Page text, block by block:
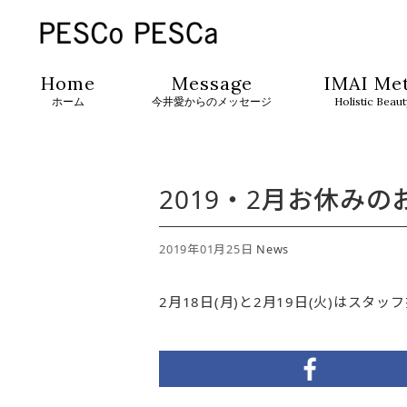
Home
ホーム
Message
今井愛からのメッセージ
IMAI
Holistic
2019・2月お休みの
2019年01月25日 News
2月18日(月)と2月19日(火)はスタッ